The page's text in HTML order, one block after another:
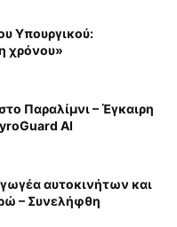
Υπουργικού:
χρόνου»
Παραλίμνι – Έγκαιρη
AI
αυτοκινήτων και
– Συνελήφθη